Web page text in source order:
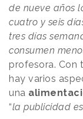
de nueve años
cuatro y seis
tres días
consumen
profesora. Con
hay varios
una
“la publicidad